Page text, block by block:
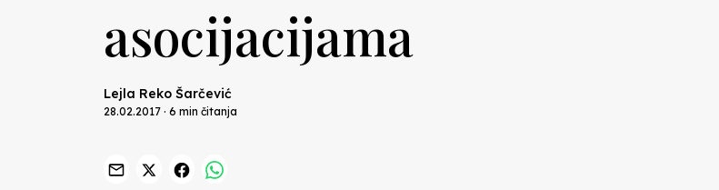
asocijacijama
Lejla Reko Šarčević
28.02.2017 · 6 min čitanja